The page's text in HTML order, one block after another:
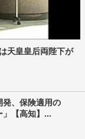
天皇皇后両陛下が
、保険適用の
【高知】...